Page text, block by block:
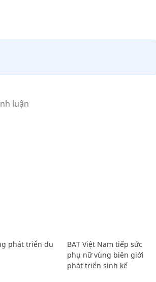
phát triển du
BAT Việt Nam tiếp sức
phụ nữ vùng biên giới
phát triển sinh kế